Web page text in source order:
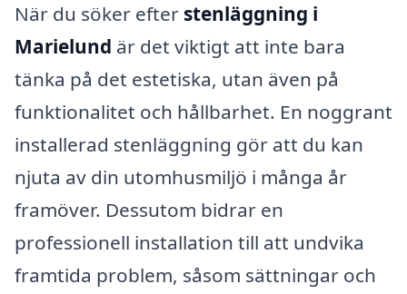
När du söker efter stenläggning i
Marielund är det viktigt att inte bara
tänka på det estetiska, utan även på
funktionalitet och hållbarhet. En noggrant
installerad stenläggning gör att du kan
njuta av din utomhusmiljö i många år
framöver. Dessutom bidrar en
professionell installation till att undvika
framtida problem, såsom sättningar och